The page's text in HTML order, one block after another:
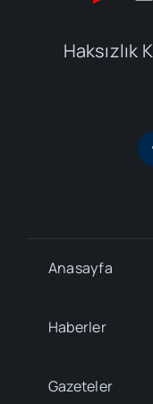
Haksızlık
Anasayfa
Haberler
Gazeteler